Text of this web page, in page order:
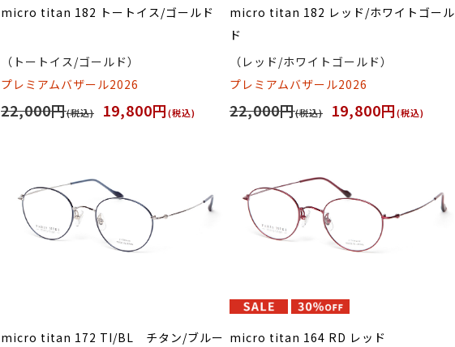
micro titan 182 トートイス/ゴールド
（トートイス/ゴールド）
プレミアムバザール2026
22,000円(税込) 19,800円(税込)
micro titan 182 レッド/ホワイトゴール
ド
（レッド/ホワイトゴールド）
プレミアムバザール2026
22,000円(税込) 19,800円(税込)
micro titan 172 TI/BL チタン/ブルー micro titan 164 RD レッド